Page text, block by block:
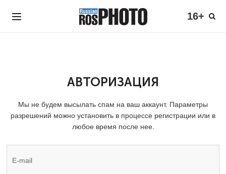
16+
АВТОРИЗАЦИЯ
Мы не будем высылать спам на ваш аккаунт. Параметры
разрешений можно установить в процессе регистрации или в
любое время после нее.